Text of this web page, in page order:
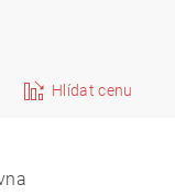
Hlídat cenu